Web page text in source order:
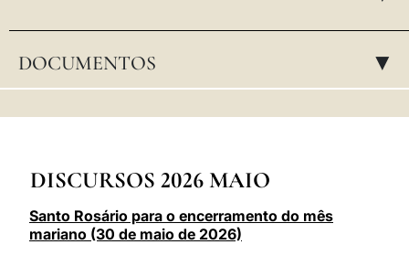
العربيّة
DOCUMENTOS ▸
DISCURSOS 2026 MAIO
Santo Rosário para o encerramento do mês
mariano (30 de maio de 2026)